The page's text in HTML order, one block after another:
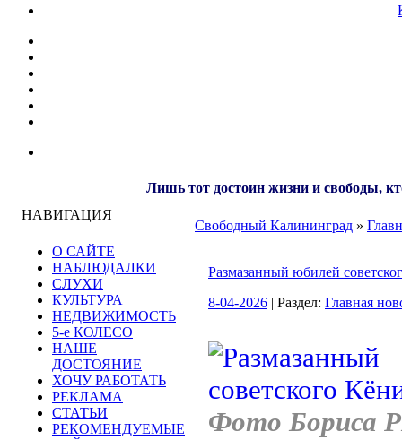
Лишь тот достоин жизни и свободы,
НАВИГАЦИЯ
О САЙТЕ
НАБЛЮДАЛКИ
СЛУХИ
КУЛЬТУРА
НЕДВИЖИМОСТЬ
5-е КОЛЕСО
НАШЕ
ДОСТОЯНИЕ
ХОЧУ РАБОТАТЬ
РЕКЛАМА
СТАТЬИ
РЕКОМЕНДУЕМЫЕ
Свободный Калининград »
Размазанный юбилей
8-04-2026 | Раздел: Главная
Фото Бориса